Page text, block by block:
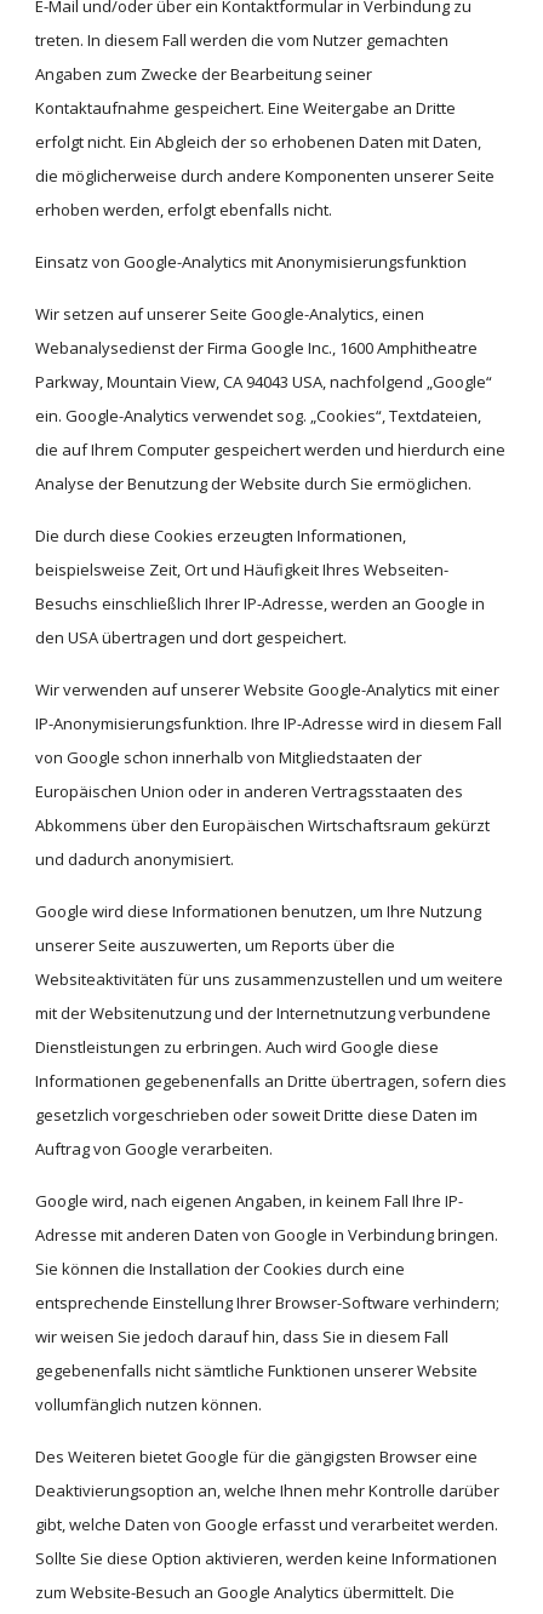
E-Mail und/oder über ein Kontaktformular in Verbindung zu
treten. In diesem Fall werden die vom Nutzer gemachten
Angaben zum Zwecke der Bearbeitung seiner
Kontaktaufnahme gespeichert. Eine Weitergabe an Dritte
erfolgt nicht. Ein Abgleich der so erhobenen Daten mit Daten,
die möglicherweise durch andere Komponenten unserer Seite
erhoben werden, erfolgt ebenfalls nicht.
Einsatz von Google-Analytics mit Anonymisierungsfunktion
Wir setzen auf unserer Seite Google-Analytics, einen
Webanalysedienst der Firma Google Inc., 1600 Amphitheatre
Parkway, Mountain View, CA 94043 USA, nachfolgend „Google“
ein. Google-Analytics verwendet sog. „Cookies“, Textdateien,
die auf Ihrem Computer gespeichert werden und hierdurch eine
Analyse der Benutzung der Website durch Sie ermöglichen.
Die durch diese Cookies erzeugten Informationen,
beispielsweise Zeit, Ort und Häufigkeit Ihres Webseiten-
Besuchs einschließlich Ihrer IP-Adresse, werden an Google in
den USA übertragen und dort gespeichert.
Wir verwenden auf unserer Website Google-Analytics mit einer
IP-Anonymisierungsfunktion. Ihre IP-Adresse wird in diesem Fall
von Google schon innerhalb von Mitgliedstaaten der
Europäischen Union oder in anderen Vertragsstaaten des
Abkommens über den Europäischen Wirtschaftsraum gekürzt
und dadurch anonymisiert.
Google wird diese Informationen benutzen, um Ihre Nutzung
unserer Seite auszuwerten, um Reports über die
Websiteaktivitäten für uns zusammenzustellen und um weitere
mit der Websitenutzung und der Internetnutzung verbundene
Dienstleistungen zu erbringen. Auch wird Google diese
Informationen gegebenenfalls an Dritte übertragen, sofern dies
gesetzlich vorgeschrieben oder soweit Dritte diese Daten im
Auftrag von Google verarbeiten.
Google wird, nach eigenen Angaben, in keinem Fall Ihre IP-
Adresse mit anderen Daten von Google in Verbindung bringen.
Sie können die Installation der Cookies durch eine
entsprechende Einstellung Ihrer Browser-Software verhindern;
wir weisen Sie jedoch darauf hin, dass Sie in diesem Fall
gegebenenfalls nicht sämtliche Funktionen unserer Website
vollumfänglich nutzen können.
Des Weiteren bietet Google für die gängigsten Browser eine
Deaktivierungsoption an, welche Ihnen mehr Kontrolle darüber
gibt, welche Daten von Google erfasst und verarbeitet werden.
Sollte Sie diese Option aktivieren, werden keine Informationen
zum Website-Besuch an Google Analytics übermittelt. Die